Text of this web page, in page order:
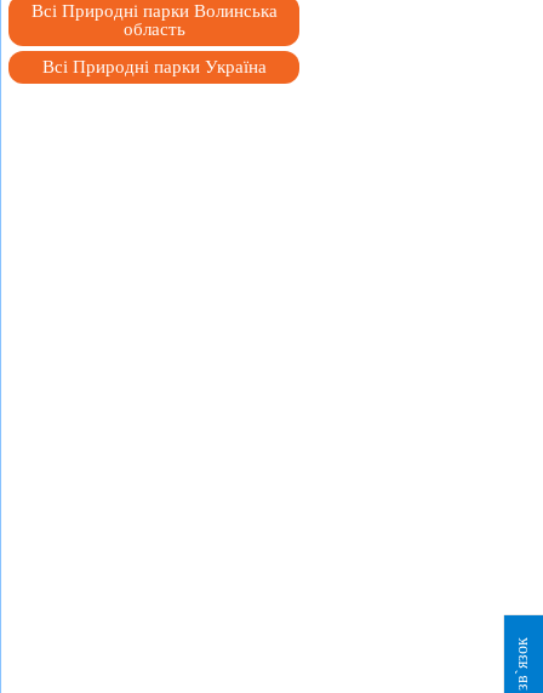
Всі Природні парки Волинська
область
Всі Природні парки Україна